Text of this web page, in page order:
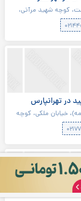
کوچه شهید مرآتی،
در تهرانپارس
خیابان ملکی، کوچه